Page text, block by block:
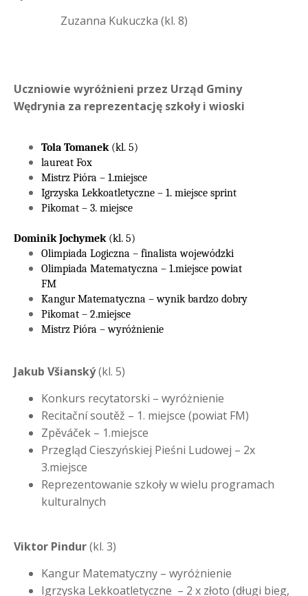
Zuzanna Kukuczka (kl. 8)
Uczniowie wyróżnieni przez Urząd Gminy
Wędrynia za reprezentację szkoły i wioski
Tola Tomanek (kl. 5)
laureat Fox
Mistrz Pióra – 1.miejsce
Igrzyska Lekkoatletyczne – 1. miejsce sprint
Pikomat – 3. miejsce
Dominik Jochymek (kl. 5)
Olimpiada Logiczna – finalista wojewódzki
Olimpiada Matematyczna – 1.miejsce powiat
FM
Kangur Matematyczna – wynik bardzo dobry
Pikomat – 2.miejsce
Mistrz Pióra – wyróżnienie
Jakub Všianský(kl. 5)
Konkurs recytatorski – wyróżnienie
Recitační soutěž – 1. miejsce (powiat FM)
Zpěváček – 1.miejsce
Przegląd Cieszyńskiej Pieśni Ludowej – 2x
3.miejsce
Reprezentowanie szkoły w wielu programach
kulturalnych
Viktor Pindur(kl. 3)
Kangur Matematyczny – wyróżnienie
Igrzyska Lekkoatletyczne – 2 x złoto (długi bieg,